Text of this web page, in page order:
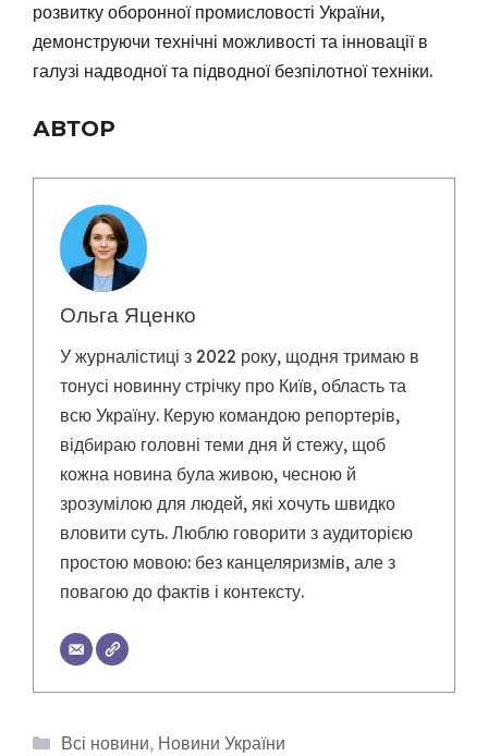
розвитку оборонної промисловості України,
демонструючи технічні можливості та інновації в
галузі надводної та підводної безпілотної техніки.
АВТОР
Ольга Яценко
У журналістиці з 2022 року, щодня тримаю в
тонусі новинну стрічку про Київ, область та
всю Україну. Керую командою репортерів,
відбираю головні теми дня й стежу, щоб
кожна новина була живою, чесною й
зрозумілою для людей, які хочуть швидко
вловити суть. Люблю говорити з аудиторією
простою мовою: без канцеляризмів, але з
повагою до фактів і контексту.
Категорії
Всі новини, Новини України